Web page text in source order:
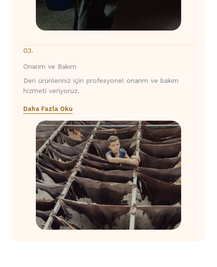
03.
Onarım ve Bakım
Deri ürünleriniz için profesyonel onarım ve bakım
hizmeti veriyoruz.
Daha Fazla Oku